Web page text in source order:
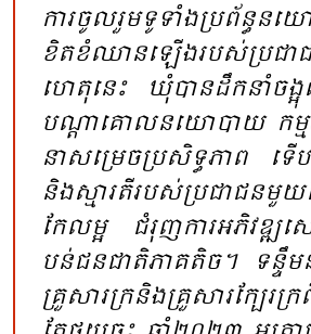
ការ​ចូល​រួម​ទូ​ទាំង​ប្រ​ព័ន្ធ​ន
ខិត​ខំ​ឈាន​ឡើង​របស់​ប្រ​ជ
ហេតុ​នេះ​ ឃុំ​បាន​ដឹក​នាំ​ចង្អុ
បណ្តា​គោល​នយោ​បាយ​ កម្ម​
នា​សម្រេច​ប្រ​សិទ្ធ​ភាព​ ទើប​
និង​ស្មា​រតី​របស់​ប្រ​ជា​ជន​មួយ​
កែ​លម្អ​ ជំ​រុញ​ការ​អភិវឧ្ឍសេ
បន់​ជន​ជាតិ​ភាគ​តិច​។ ទន្ទឹ
គ្រួ​សារ​ក្រ​និង​គ្រួ​សារ​ក្បែរ​ក្